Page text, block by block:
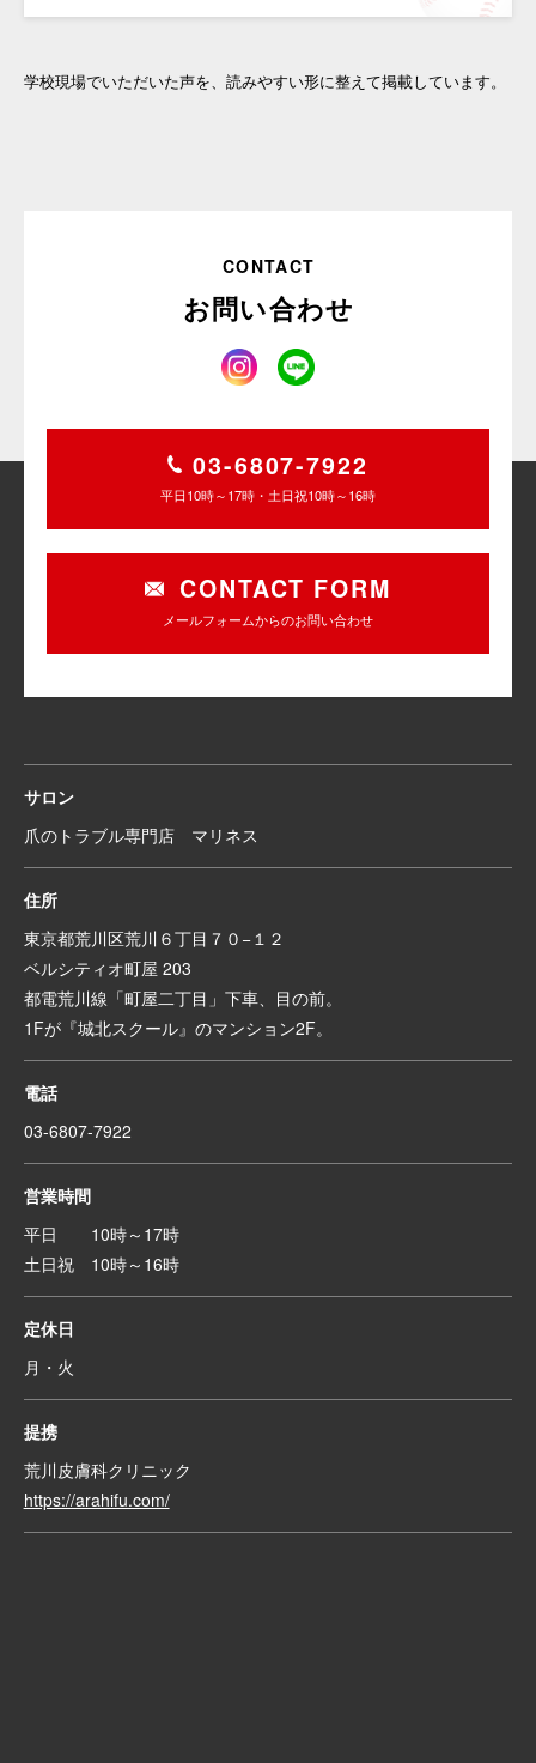
学校現場でいただいた声を、読みやすい形に整えて掲載しています。
CONTACT
お問い合わせ
03-6807-7922
平日10時～17時・土日祝10時～16時
CONTACT FORM
メールフォームからのお問い合わせ
サロン
爪のトラブル専門店 マリネス
住所
東京都荒川区荒川６丁目７０−１２
ベルシティオ町屋 203
都電荒川線「町屋二丁目」下車、目の前。
1Fが『城北スクール』のマンション2F。
電話
03-6807-7922
営業時間
平日 10時～17時
土日祝 10時～16時
定休日
月・火
提携
荒川皮膚科クリニック
https://arahifu.com/